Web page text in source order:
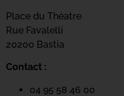
Place du Théatre
Rue Favalelli
20200 Bastia
Contact :
04 95 58 46 00